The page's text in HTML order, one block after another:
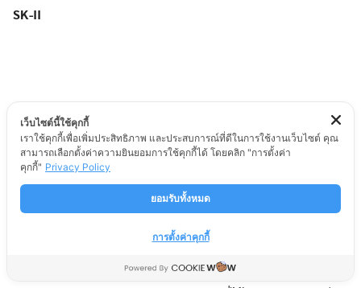
SK-II
SK-II PITERA™ Essence Andy Warhol Limited Edition ราคา
เว็บไซต์นี้ใช้คุกกี้
เราใช้คุกกี้เพื่อเพิ่มประสิทธิภาพ และประสบการณ์ที่ดีในการใช้งานเว็บไซต์ คุณ
สามารถเลือกตั้งค่าความยินยอมการใช้คุกกี้ได้ โดยคลิก "การตั้งค่า
คุกกี้" Privacy Policy
ยอมรับทั้งหมด
การตั้งค่าคุกกี้